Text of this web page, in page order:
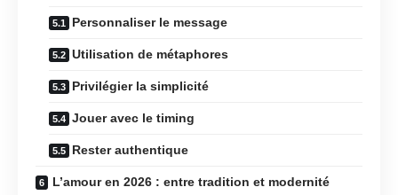
Personnaliser le message
Utilisation de métaphores
Privilégier la simplicité
Jouer avec le timing
Rester authentique
L’amour en 2026 : entre tradition et modernité